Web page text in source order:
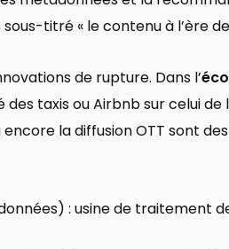
titré « le contenu à l’ère
de rupture. Dans l’
taxis ou Airbnb sur celui
la diffusion OTT sont
: usine de traitement